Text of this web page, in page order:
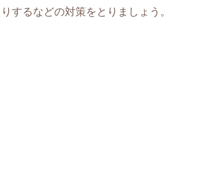
するなどの対策をとりましょう。